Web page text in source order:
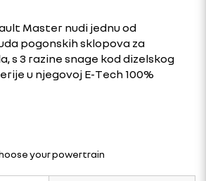
Master nudi jednu od
pogonskih sklopova za
s 3 razine snage kod dizelskog
u njegovoj E-Tech 100%
your powertrain